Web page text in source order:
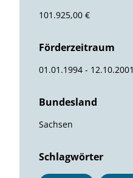
101.925,00 €
Förderzeitraum
01.01.1994 - 12.10.2001
Bundesland
Sachsen
Schlagwörter